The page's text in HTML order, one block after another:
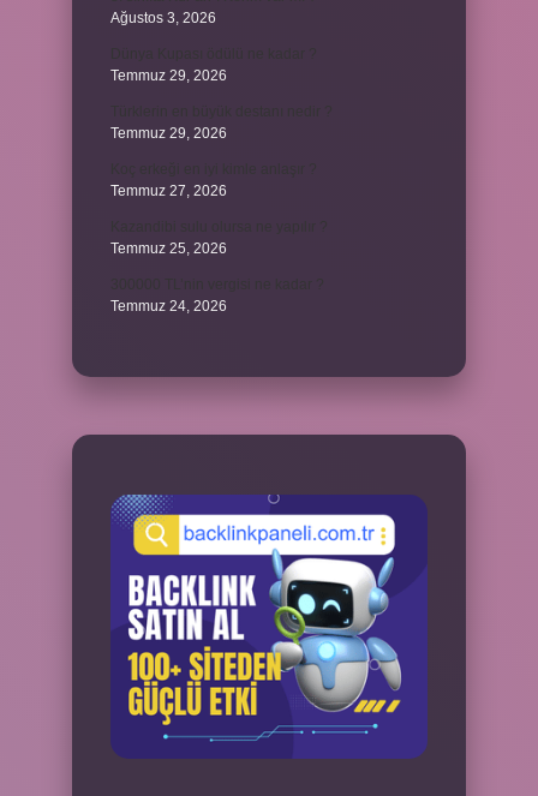
Ağustos 3, 2026
Temmuz 29, 2026
Temmuz 29, 2026
Temmuz 27, 2026
Temmuz 25, 2026
Temmuz 24, 2026